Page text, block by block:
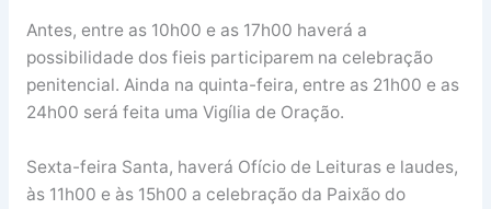
Antes, entre as 10h00 e as 17h00 haverá a
possibilidade dos fieis participarem na celebração
penitencial. Ainda na quinta-feira, entre as 21h00 e as
24h00 será feita uma Vigília de Oração.
Sexta-feira Santa, haverá Ofício de Leituras e laudes,
às 11h00 e às 15h00 a celebração da Paixão do